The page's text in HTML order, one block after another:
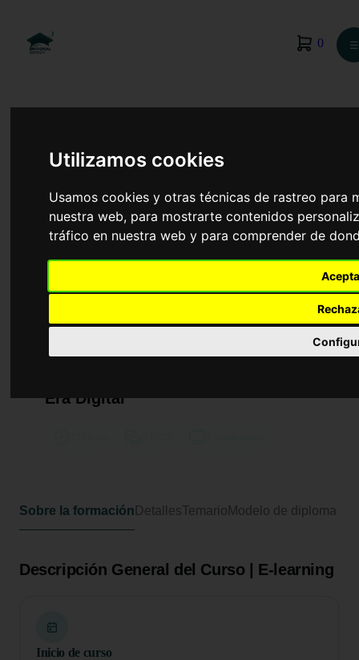
Utilizamos cookies
Usamos cookies y otras técnicas de rastreo para
nuestra web, para mostrarte contenidos
tráfico en nuestra web y para comprender de
0 ☰
Curso en Estrategias para la
Era Digital
Sobre la formación DetallesTemario Modelo de diploma
Descripción General del Curso | E-learning
Inicio de curso